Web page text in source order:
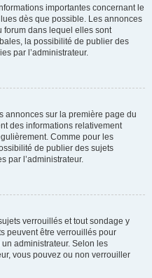
importantes concernant le
dès que possible. Les annonces
forum dans lequel elles sont
la possibilité de publier des
par l’administrateur.
annonces sur la première page du
des informations relativement
Comme pour les
de publier des sujets
par l’administrateur.
verrouillés et tout sondage y
peuvent être verrouillés pour
administrateur. Selon les
vous pouvez ou non verrouiller